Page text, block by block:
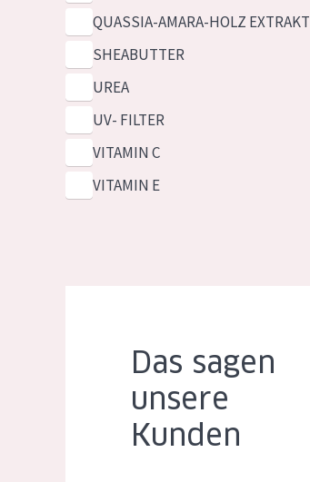
QUASSIA-AMARA-HOLZ EXTRAKT
SHEABUTTER
UREA
UV- FILTER
VITAMIN C
VITAMIN E
Das sagen
unsere
Kunden